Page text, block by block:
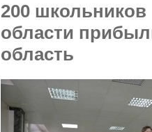
200
области
область